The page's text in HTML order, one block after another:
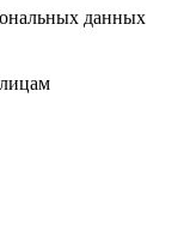
данных